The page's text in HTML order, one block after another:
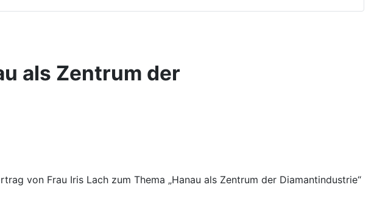
als Zentrum der
von Frau Iris Lach zum Thema „Hanau als Zentrum der Diamantindustrie“